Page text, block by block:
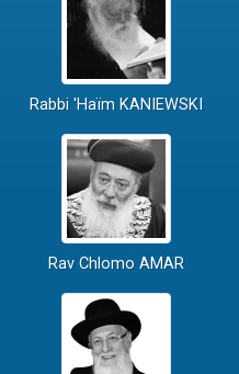
Rabbi 'Haïm KANIEWSKI
Rav Chlomo AMAR